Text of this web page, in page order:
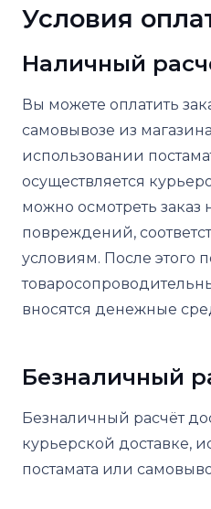
Условия
Наличный
Вы можете оплатить
самовывозе из
использовании
осуществляется
можно осмотреть заказ
повреждений,
условиям. После этого
вносятся денежные
Безналичный
Безналичный расчёт
курьерской доставке,
постамата или